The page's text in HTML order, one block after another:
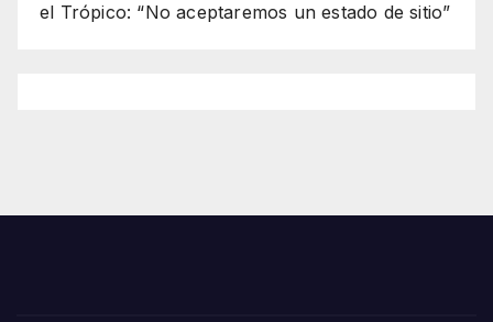
el Trópico: “No aceptaremos un estado de sitio”